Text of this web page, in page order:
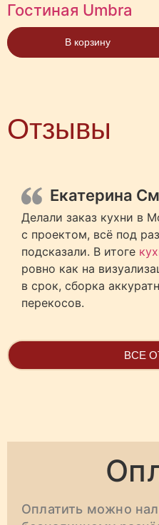
Гостиная Umbra
В корзину
Отзывы
Екатерина
Делали заказ кухни в
с проектом, всё под
подсказали. В итоге
ровно как на
в срок, сборка
перекосов.
ВСЕ
Оплатить можно